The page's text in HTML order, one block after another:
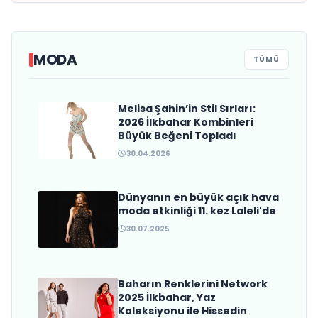
MODA TÜMÜ
Met Gala 2026’nın Yankıları
Sürüyor
Melisa Şahin’in Stil Sırları:
2026 İlkbahar Kombinleri
Büyük Beğeni Topladı
30.04.2026
Dünyanın en büyük açık hava
moda etkinliği 11. kez Laleli'de
30.07.2025
Baharın Renklerini Network
2025 İlkbahar, Yaz
Koleksiyonu ile Hissedin